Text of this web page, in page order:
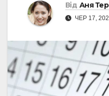
Від Аня
ЧЕР 17,